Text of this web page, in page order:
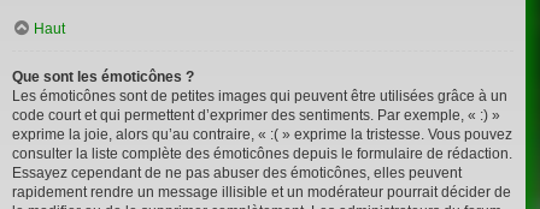
Haut
Que sont les émoticônes ?
Les émoticônes sont de petites images qui peuvent être utilisées grâce à un
code court et qui permettent d’exprimer des sentiments. Par exemple, « :) »
exprime la joie, alors qu’au contraire, « :( » exprime la tristesse. Vous pouvez
consulter la liste complète des émoticônes depuis le formulaire de rédaction.
Essayez cependant de ne pas abuser des émoticônes, elles peuvent
rapidement rendre un message illisible et un modérateur pourrait décider de